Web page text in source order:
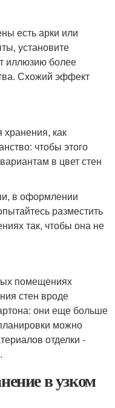
есть арки или
установите
иллюзию более
Схожий эффект
как
чтобы этого
в цвет стен
в оформлении
разместить
так, чтобы она не
помещениях
стен вроде
они еще больше
можно
отделки -
в узком